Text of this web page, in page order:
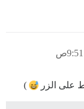
على الزر )